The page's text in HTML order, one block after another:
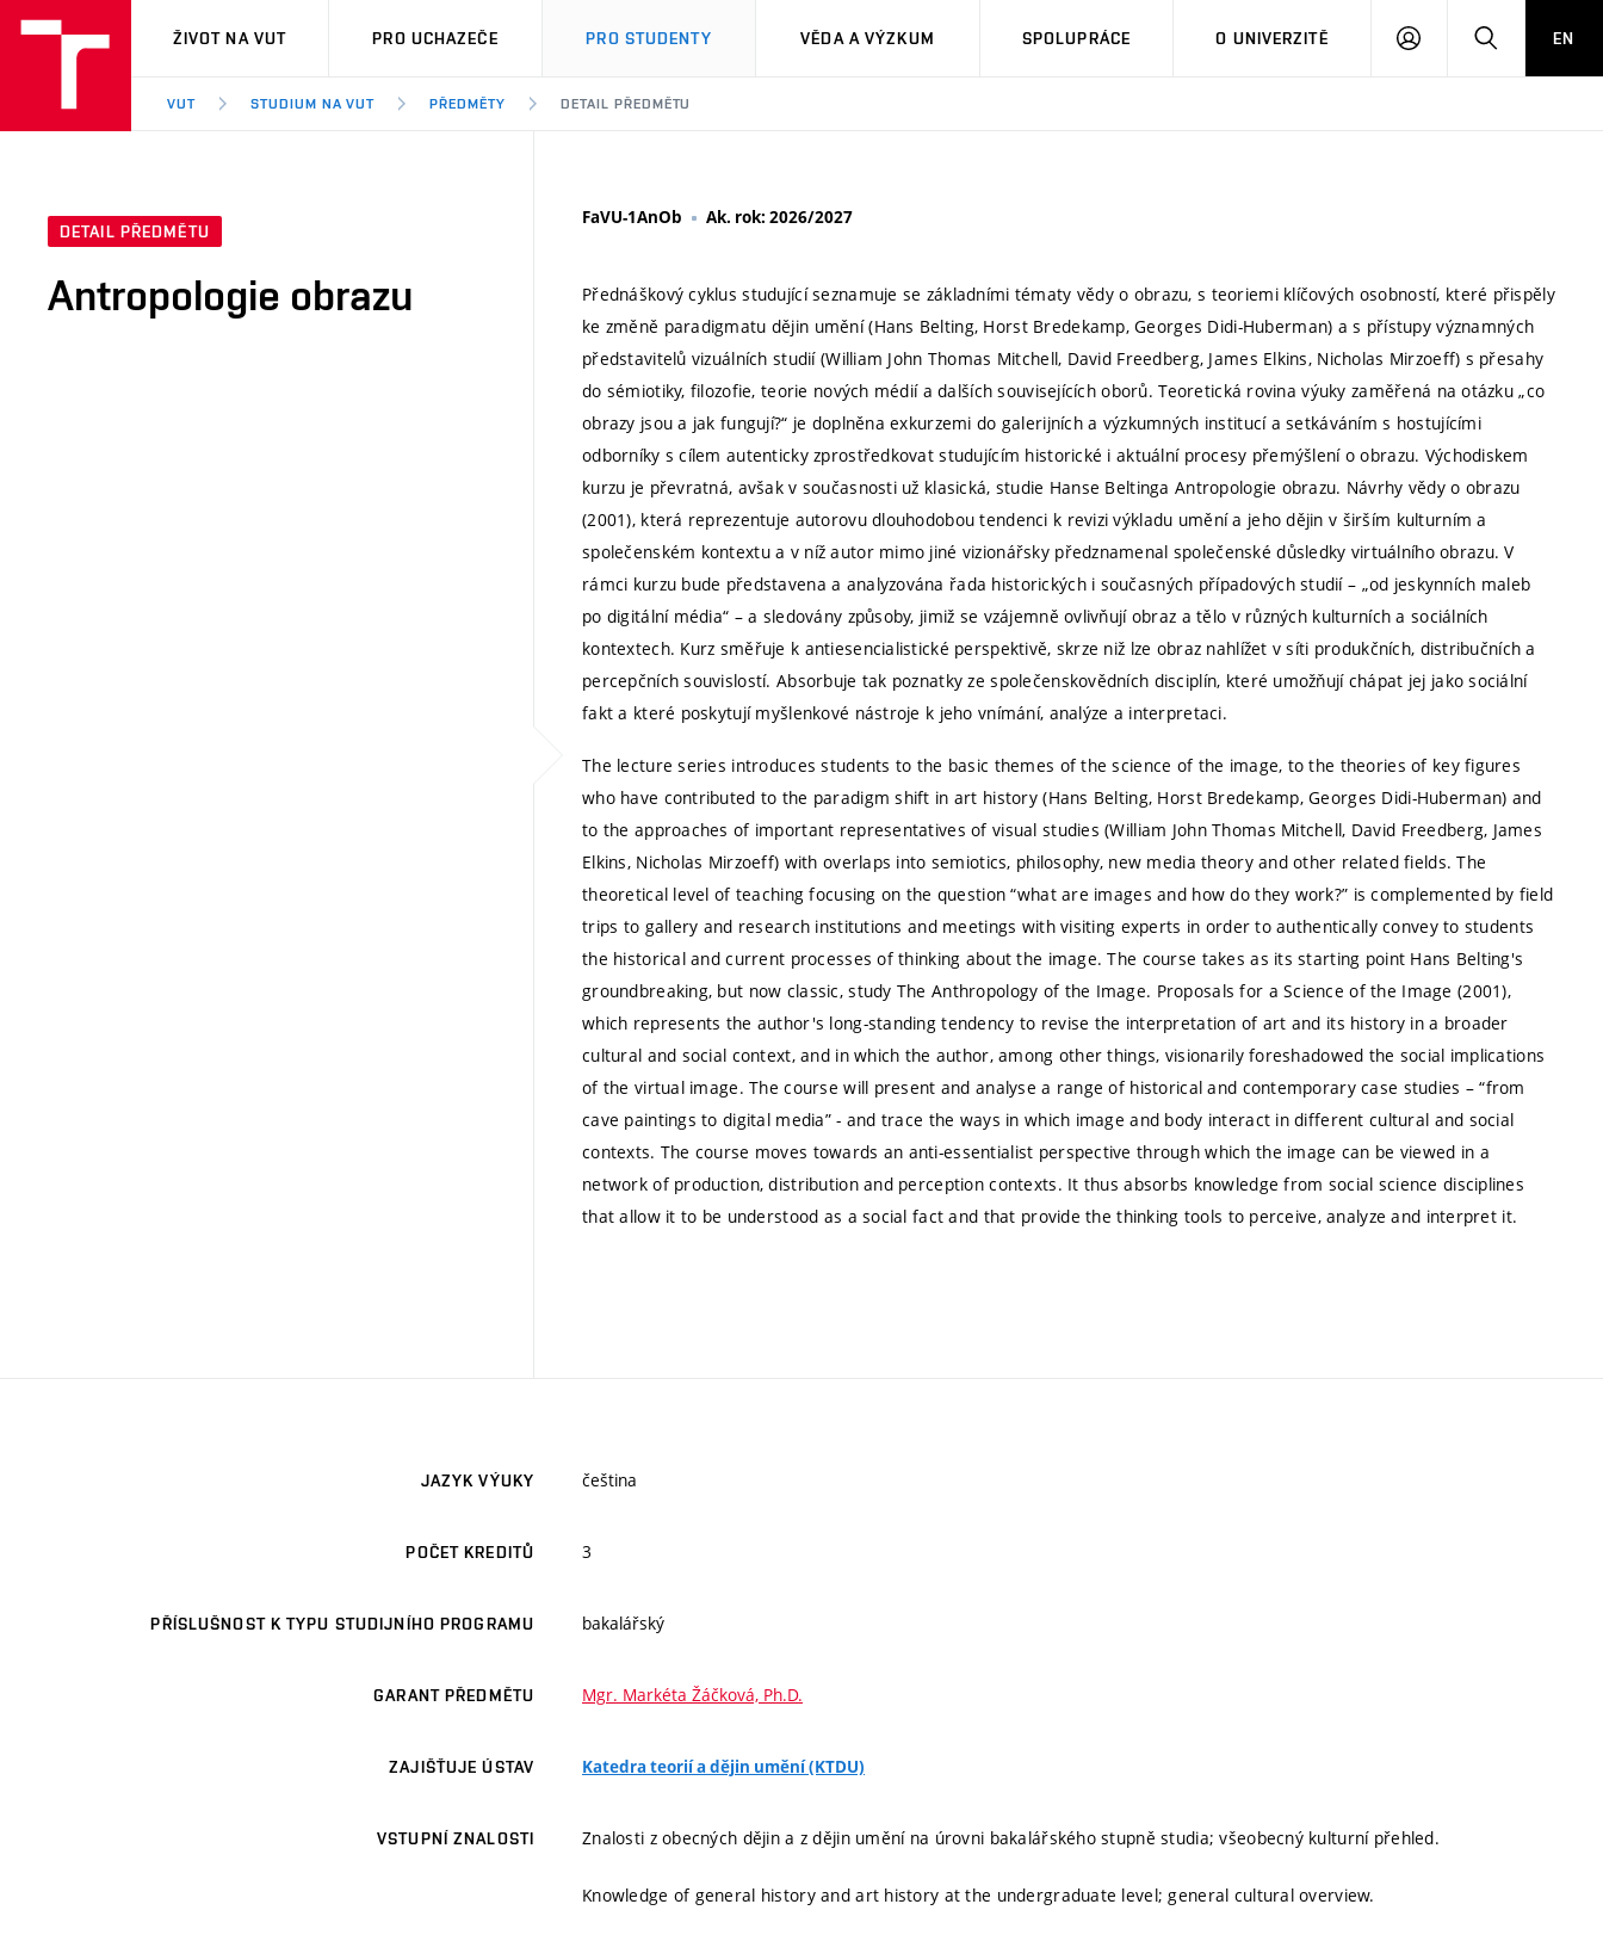
VUT
ŽIVOT NA VUT PRO UCHAZEČE PRO STUDENTY VĚDA A VÝZKUM SPOLUPRÁCE O UNIVERZITĚ
PŘIHLÁSIT HLEDATEN
VUT STUDIUM NA VUT PŘEDMĚTY DETAIL PŘEDMĚTU
DETAIL PŘEDMĚTU
Antropologie obrazu
FaVU-1AnOb Ak. rok: 2026/2027
Přednáškový cyklus studující seznamuje se základními tématy vědy o obrazu, s teoriemi klíčových osobností, které přispěly
ke změně paradigmatu dějin umění (Hans Belting, Horst Bredekamp, Georges Didi-Huberman) a s přístupy významných
představitelů vizuálních studií (William John Thomas Mitchell, David Freedberg, James Elkins, Nicholas Mirzoeff) s přesahy
do sémiotiky, filozofie, teorie nových médií a dalších souvisejících oborů. Teoretická rovina výuky zaměřená na otázku „co
obrazy jsou a jak fungují?“ je doplněna exkurzemi do galerijních a výzkumných institucí a setkáváním s hostujícími
odborníky s cílem autenticky zprostředkovat studujícím historické i aktuální procesy přemýšlení o obrazu. Východiskem
kurzu je převratná, avšak v současnosti už klasická, studie Hanse Beltinga Antropologie obrazu. Návrhy vědy o obrazu
(2001), která reprezentuje autorovu dlouhodobou tendenci k revizi výkladu umění a jeho dějin v širším kulturním a
společenském kontextu a v níž autor mimo jiné vizionářsky předznamenal společenské důsledky virtuálního obrazu. V
rámci kurzu bude představena a analyzována řada historických i současných případových studií – „od jeskynních maleb
po digitální média“ – a sledovány způsoby, jimiž se vzájemně ovlivňují obraz a tělo v různých kulturních a sociálních
kontextech. Kurz směřuje k antiesencialistické perspektivě, skrze niž lze obraz nahlížet v síti produkčních, distribučních a
percepčních souvislostí. Absorbuje tak poznatky ze společenskovědních disciplín, které umožňují chápat jej jako sociální
fakt a které poskytují myšlenkové nástroje k jeho vnímání, analýze a interpretaci.
The lecture series introduces students to the basic themes of the science of the image, to the theories of key figures
who have contributed to the paradigm shift in art history (Hans Belting, Horst Bredekamp, Georges Didi-Huberman) and
to the approaches of important representatives of visual studies (William John Thomas Mitchell, David Freedberg, James
Elkins, Nicholas Mirzoeff) with overlaps into semiotics, philosophy, new media theory and other related fields. The
theoretical level of teaching focusing on the question “what are images and how do they work?” is complemented by field
trips to gallery and research institutions and meetings with visiting experts in order to authentically convey to students
the historical and current processes of thinking about the image. The course takes as its starting point Hans Belting's
groundbreaking, but now classic, study The Anthropology of the Image. Proposals for a Science of the Image (2001),
which represents the author's long-standing tendency to revise the interpretation of art and its history in a broader
cultural and social context, and in which the author, among other things, visionarily foreshadowed the social implications
of the virtual image. The course will present and analyse a range of historical and contemporary case studies – “from
cave paintings to digital media” - and trace the ways in which image and body interact in different cultural and social
contexts. The course moves towards an anti-essentialist perspective through which the image can be viewed in a
network of production, distribution and perception contexts. It thus absorbs knowledge from social science disciplines
that allow it to be understood as a social fact and that provide the thinking tools to perceive, analyze and interpret it.
JAZYK VÝUKY čeština
POČET KREDITŮ 3
PŘÍSLUŠNOST K TYPU STUDIJNÍHO PROGRAMU bakalářský
GARANT PŘEDMĚTU Mgr. Markéta Žáčková, Ph.D.
ZAJIŠŤUJE ÚSTAV Katedra teorií a dějin umění (KTDU)
VSTUPNÍ ZNALOSTI Znalosti z obecných dějin a z dějin umění na úrovni bakalářského stupně studia; všeobecný kulturní přehled.
Knowledge of general history and art history at the undergraduate level; general cultural overview.